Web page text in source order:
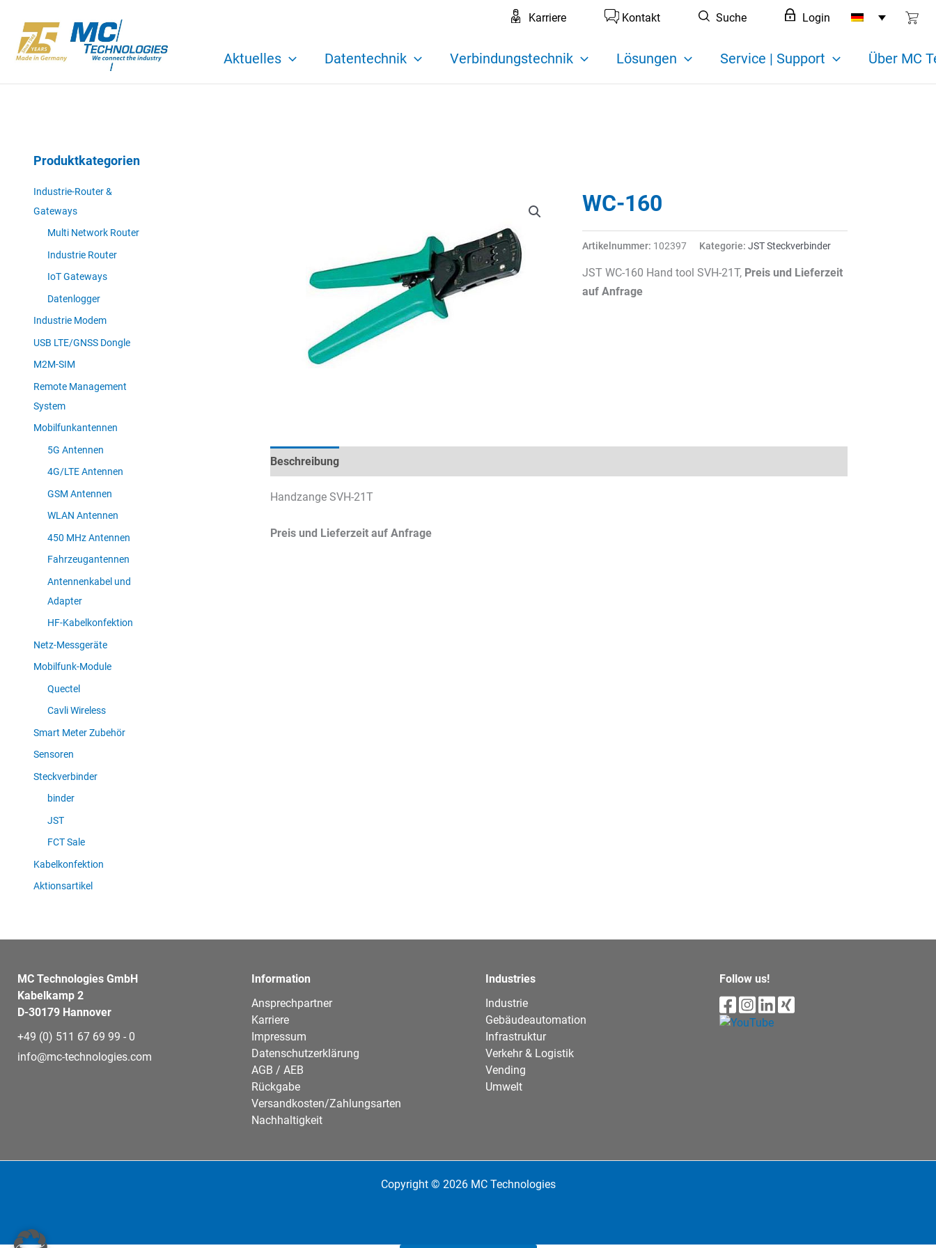
Inhalt
springen
Karriere Kontakt Suche Login
Aktuelles Datentechnik Verbindungstechnik Lösungen Service | Support Über MC
Produktkategorien
Industrie-Router &
Gateways
Multi Network Router
Industrie Router
IoT Gateways
Datenlogger
Industrie Modem
USB LTE/GNSS Dongle
M2M-SIM
Remote Management
System
Mobilfunkantennen
5G Antennen
4G/LTE Antennen
GSM Antennen
WLAN Antennen
450 MHz Antennen
Fahrzeugantennen
Antennenkabel und
Adapter
HF-Kabelkonfektion
Netz-Messgeräte
Mobilfunk-Module
Quectel
Cavli Wireless
Smart Meter Zubehör
Sensoren
Steckverbinder
binder
JST
FCT Sale
Kabelkonfektion
Aktionsartikel
WC-160
Artikelnummer: 102397 Kategorie: JST Steckverbinder
JST WC-160 Hand tool SVH-21T, Preis und Lieferzeit
auf Anfrage
Beschreibung
Handzange SVH-21T
Preis und Lieferzeit auf Anfrage
MC Technologies GmbH
Kabelkamp 2
D-30179 Hannover
+49 (0) 511 67 69 99 - 0
info@mc-technologies.com
Information
Ansprechpartner
Karriere
Impressum
Datenschutzerklärung
AGB / AEB
Rückgabe
Versandkosten/Zahlungsarten
Nachhaltigkeit
Industries
Industrie
Gebäudeautomation
Infrastruktur
Verkehr & Logistik
Vending
Umwelt
Follow us!
Copyright © 2026 MC Technologies